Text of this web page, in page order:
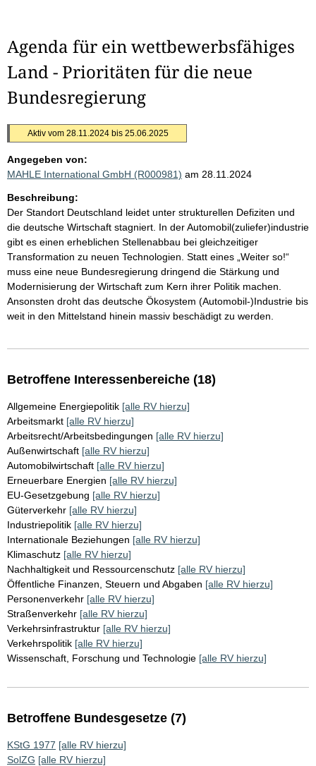
Agenda für ein wettbewerbsfähiges
Land - Prioritäten für die neue
Bundesregierung
Aktiv vom 28.11.2024 bis 25.06.2025
Angegeben von:
MAHLE International GmbH (R000981) am 28.11.2024
Beschreibung:
Der Standort Deutschland leidet unter strukturellen Defiziten und
die deutsche Wirtschaft stagniert. In der Automobil(zuliefer)industrie
gibt es einen erheblichen Stellenabbau bei gleichzeitiger
Transformation zu neuen Technologien. Statt eines „Weiter so!“
muss eine neue Bundesregierung dringend die Stärkung und
Modernisierung der Wirtschaft zum Kern ihrer Politik machen.
Ansonsten droht das deutsche Ökosystem (Automobil-)Industrie bis
weit in den Mittelstand hinein massiv beschädigt zu werden.
Betroffene Interessenbereiche (18)
Allgemeine Energiepolitik [alle RV hierzu]
Arbeitsmarkt [alle RV hierzu]
Arbeitsrecht/Arbeitsbedingungen [alle RV hierzu]
Außenwirtschaft [alle RV hierzu]
Automobilwirtschaft [alle RV hierzu]
Erneuerbare Energien [alle RV hierzu]
EU-Gesetzgebung [alle RV hierzu]
Güterverkehr [alle RV hierzu]
Industriepolitik [alle RV hierzu]
Internationale Beziehungen [alle RV hierzu]
Klimaschutz [alle RV hierzu]
Nachhaltigkeit und Ressourcenschutz [alle RV hierzu]
Öffentliche Finanzen, Steuern und Abgaben [alle RV hierzu]
Personenverkehr [alle RV hierzu]
Straßenverkehr [alle RV hierzu]
Verkehrsinfrastruktur [alle RV hierzu]
Verkehrspolitik [alle RV hierzu]
Wissenschaft, Forschung und Technologie [alle RV hierzu]
Betroffene Bundesgesetze (7)
KStG 1977 [alle RV hierzu]
SolZG [alle RV hierzu]